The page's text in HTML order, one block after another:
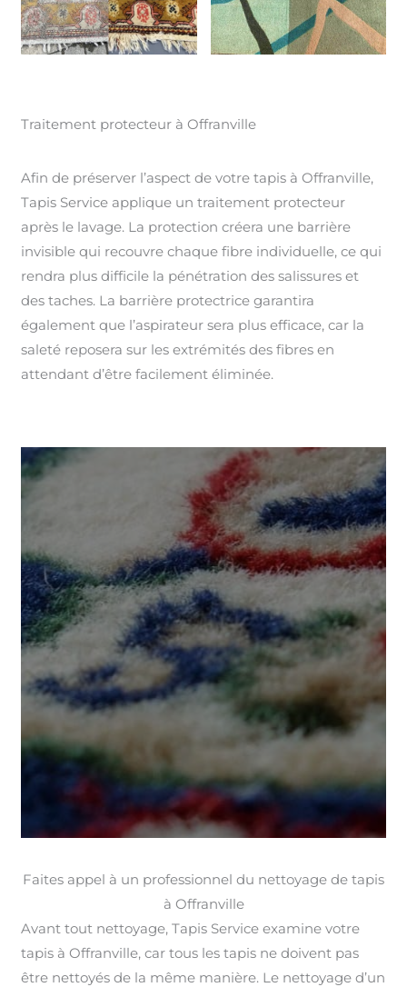
Traitement protecteur à Offranville
Afin de préserver l’aspect de votre tapis à Offranville,
Tapis Service applique un traitement protecteur
après le lavage. La protection créera une barrière
invisible qui recouvre chaque fibre individuelle, ce qui
rendra plus difficile la pénétration des salissures et
des taches. La barrière protectrice garantira
également que l’aspirateur sera plus efficace, car la
saleté reposera sur les extrémités des fibres en
attendant d’être facilement éliminée.
Faites appel à un professionnel du nettoyage de tapis
à Offranville
Avant tout nettoyage, Tapis Service examine votre
tapis à Offranville, car tous les tapis ne doivent pas
être nettoyés de la même manière. Le nettoyage d’un